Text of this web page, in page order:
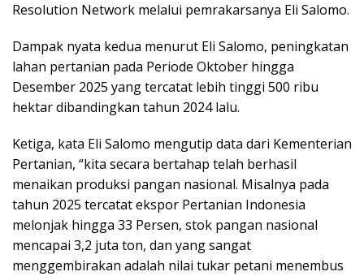
Resolution Network melalui pemrakarsanya Eli Salomo.
Dampak nyata kedua menurut Eli Salomo, peningkatan
lahan pertanian pada Periode Oktober hingga
Desember 2025 yang tercatat lebih tinggi 500 ribu
hektar dibandingkan tahun 2024 lalu.
Ketiga, kata Eli Salomo mengutip data dari Kementerian
Pertanian, “kita secara bertahap telah berhasil
menaikan produksi pangan nasional. Misalnya pada
tahun 2025 tercatat ekspor Pertanian Indonesia
melonjak hingga 33 Persen, stok pangan nasional
mencapai 3,2 juta ton, dan yang sangat
menggembirakan adalah nilai tukar petani menembus